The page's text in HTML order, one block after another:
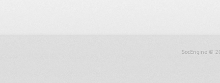
SocEngine ©